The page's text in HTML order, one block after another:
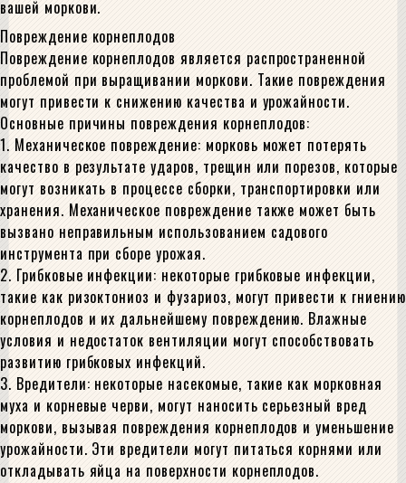
вашей моркови.
Повреждение корнеплодов
Повреждение корнеплодов является распространенной
проблемой при выращивании моркови. Такие повреждения
могут привести к снижению качества и урожайности.
Основные причины повреждения корнеплодов:
1. Механическое повреждение: морковь может потерять
качество в результате ударов, трещин или порезов, которые
могут возникать в процессе сборки, транспортировки или
хранения. Механическое повреждение также может быть
вызвано неправильным использованием садового
инструмента при сборе урожая.
2. Грибковые инфекции: некоторые грибковые инфекции,
такие как ризоктониоз и фузариоз, могут привести к гниению
корнеплодов и их дальнейшему повреждению. Влажные
условия и недостаток вентиляции могут способствовать
развитию грибковых инфекций.
3. Вредители: некоторые насекомые, такие как морковная
муха и корневые черви, могут наносить серьезный вред
моркови, вызывая повреждения корнеплодов и уменьшение
урожайности. Эти вредители могут питаться корнями или
откладывать яйца на поверхности корнеплодов.